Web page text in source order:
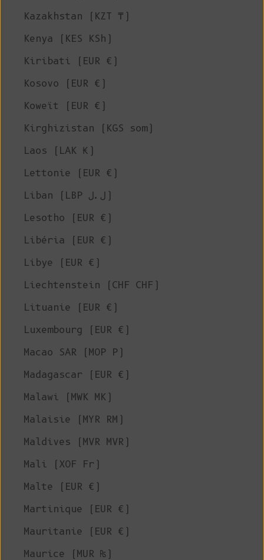
Kazakhstan (KZT ₸)
Kenya (KES KSh)
Kiribati (EUR €)
Kosovo (EUR €)
Koweït (EUR €)
Kirghizistan (KGS som)
Laos (LAK ₭)
Lettonie (EUR €)
Liban (LBP ل.ل)
Lesotho (EUR €)
Libéria (EUR €)
Libye (EUR €)
Liechtenstein (CHF CHF)
Lituanie (EUR €)
Luxembourg (EUR €)
Macao SAR (MOP P)
Madagascar (EUR €)
Malawi (MWK MK)
Malaisie (MYR RM)
Maldives (MVR MVR)
Mali (XOF Fr)
Malte (EUR €)
Martinique (EUR €)
Mauritanie (EUR €)
Maurice (MUR ₨)